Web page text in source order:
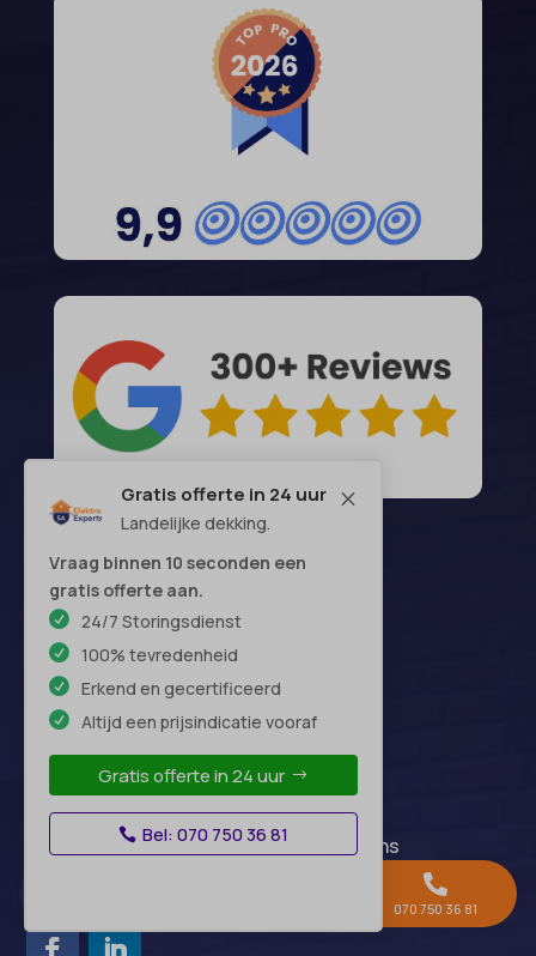
M
Gratis offerte in 24 uur
Landelijke dekking.
Vraag binnen 10 seconden een
gratis offerte aan.
24/7 Storingsdienst
100% tevredenheid
Erkend en gecertificeerd
Altijd een prijsindicatie vooraf
Gratis offerte in 24 uur
Bel: 070 750 36 81
SA Elektro Experts
Storingsdienst 24/7 bereikbaar
Wegastraat 62,
2516 AP Den Haag
Let op: dit is geen bezoekadres, maar ons

070 750 36 81